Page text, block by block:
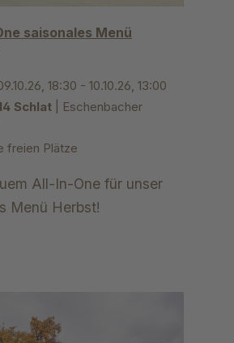
saisonales Menü
18:30 - 10.10.26, 13:00
Schlat | Eschenbacher
freien Plätze
All-In-One für unser
Menü Herbst!